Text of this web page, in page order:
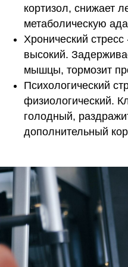
кортизол, снижает
метаболическую
Хронический
высокий.
мышцы, тормозит
Психологический
физиологический.
голодный,
дополнительный